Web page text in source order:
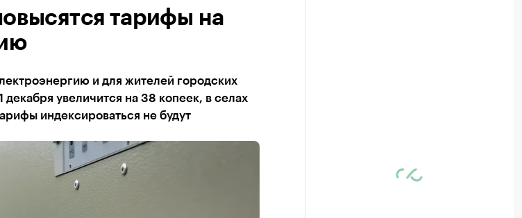
тарифы на
и для жителей городских
увеличится на 38 копеек, в селах
индексироваться не будут